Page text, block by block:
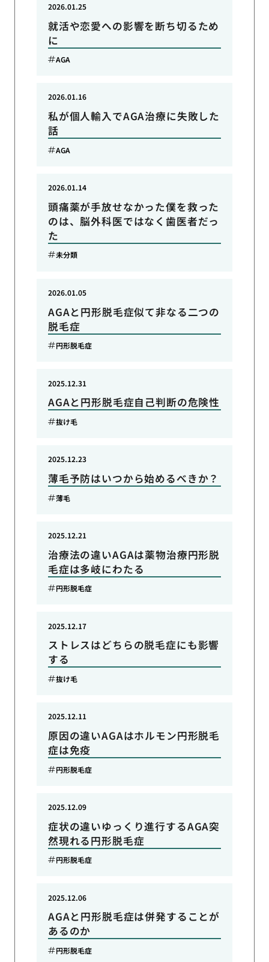
就活や恋愛への影響を断ち切るため
に
2026.01.25
AGA
私が個人輸入でAGA治療に失敗した
話
2026.01.16
AGA
頭痛薬が手放せなかった僕を救った
のは、脳外科医ではなく歯医者だっ
た
2026.01.14
未分類
AGAと円形脱毛症似て非なる二つの
脱毛症
2026.01.05
円形脱毛症
AGAと円形脱毛症自己判断の危険性
2025.12.31
抜け毛
薄毛予防はいつから始めるべきか？
2025.12.23
薄毛
治療法の違いAGAは薬物治療円形脱
毛症は多岐にわたる
2025.12.21
円形脱毛症
ストレスはどちらの脱毛症にも影響
する
2025.12.17
抜け毛
原因の違いAGAはホルモン円形脱毛
症は免疫
2025.12.11
円形脱毛症
症状の違いゆっくり進行するAGA突
然現れる円形脱毛症
2025.12.09
円形脱毛症
AGAと円形脱毛症は併発することが
あるのか
2025.12.06
円形脱毛症